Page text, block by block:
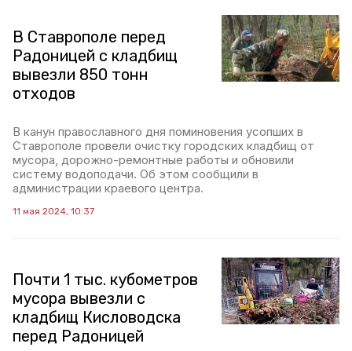
В Ставрополе перед
Радоницей с кладбищ
вывезли 850 тонн
отходов
В канун православного дня поминовения усопших в
Ставрополе провели очистку городских кладбищ от
мусора, дорожно-ремонтные работы и обновили
систему водоподачи. Об этом сообщили в
администрации краевого центра.
11 мая 2024, 10:37
Почти 1 тыс. кубометров
мусора вывезли с
кладбищ Кисловодска
перед Радоницей